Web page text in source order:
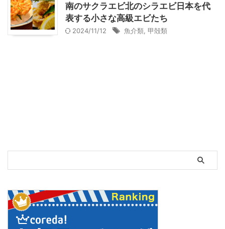
南のサクラエビ北のシラエビ日本を代
表する小さな高級エビたち
2024/11/12 魚介類 甲殻類